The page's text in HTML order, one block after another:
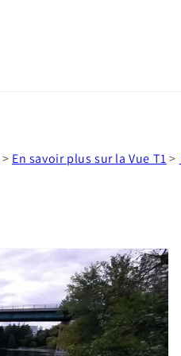
> En savoir plus sur la Vue T1>